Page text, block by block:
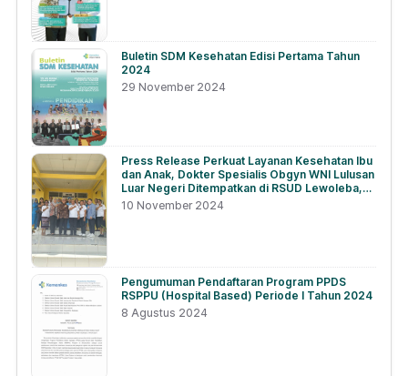
Buletin SDM Kesehatan Edisi Pertama Tahun
2024
29 November 2024
Press Release Perkuat Layanan Kesehatan Ibu
dan Anak, Dokter Spesialis Obgyn WNI Lulusan
Luar Negeri Ditempatkan di RSUD Lewoleba,
NTT
10 November 2024
Pengumuman Pendaftaran Program PPDS
RSPPU (Hospital Based) Periode I Tahun 2024
8 Agustus 2024